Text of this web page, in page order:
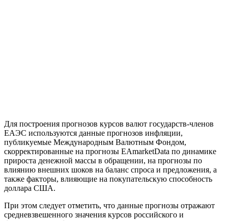
Для построения прогнозов курсов валют государств-членов
ЕАЭС используются данные прогнозов инфляции,
публикуемые Международным Валютным Фондом,
скорректированные на прогнозы EAmarketData по динамике
прироста денежной массы в обращении, на прогнозы по
влиянию внешних шоков на баланс спроса и предложения, а
также факторы, влияющие на покупательскую способность
доллара США.
При этом следует отметить, что данные прогнозы отражают
средневзвешенного значения курсов российского и